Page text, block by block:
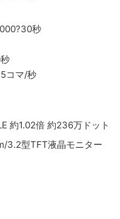
秒
コマ/秒
約1.02倍 約236万ドット
3.2型TFT液晶モニター